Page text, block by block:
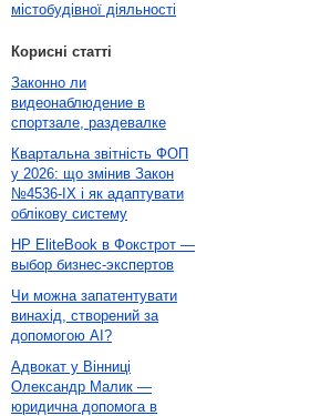
містобудівної діяльності
Корисні статті
Законно ли
видеонаблюдение в
спортзале, раздевалке
Квартальна звітність ФОП
у 2026: що змінив Закон
№4536-IX і як адаптувати
облікову систему
HP EliteBook в Фокстрот —
выбор бизнес-экспертов
Чи можна запатентувати
винахід, створений за
допомогою AI?
Адвокат у Вінниці
Олександр Малик —
юридична допомога в